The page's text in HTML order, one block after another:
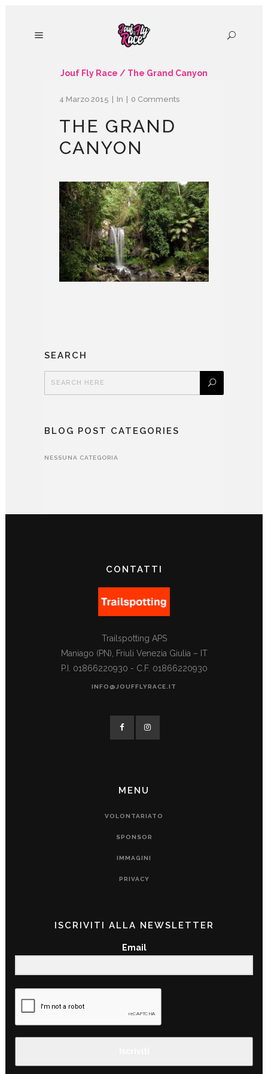
Jouf Fly Race / The Grand Canyon
4 Marzo 2015 In 0 Comments
THE GRAND
CANYON
SEARCH
BLOG POST CATEGORIES
NESSUNA CATEGORIA
CONTATTI
Trailspotting APS
Maniago (PN), Friuli Venezia Giulia – IT
P.I. 01866220930 - C.F. 01866220930
INFO@JOUFFLYRACE.IT
MENU
VOLONTARIATO
SPONSOR
IMMAGINI
PRIVACY
ISCRIVITI ALLA NEWSLETTER
Email